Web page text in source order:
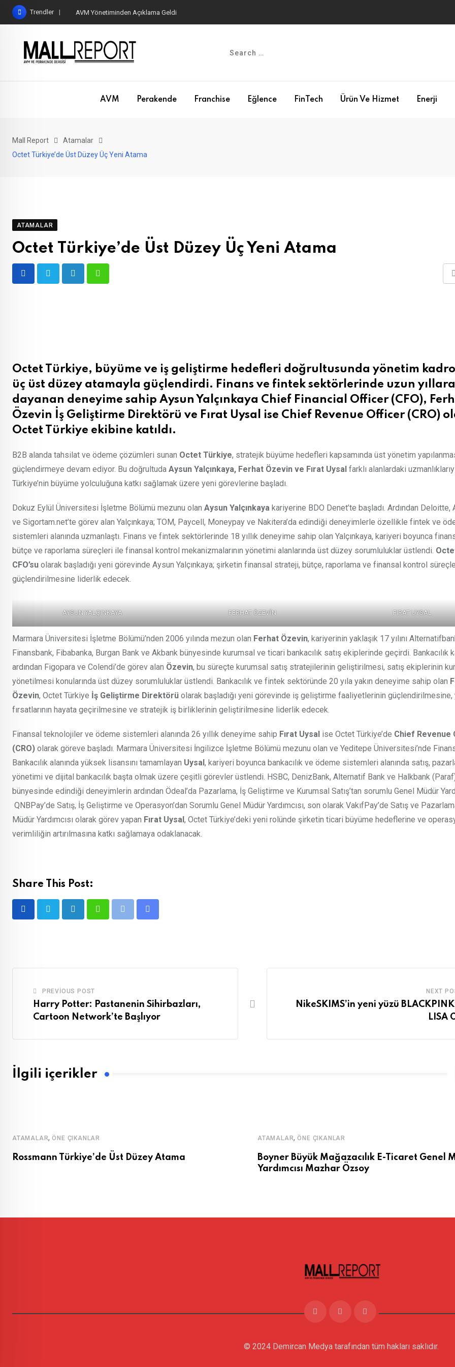
Skip
Trendler AVM Yönetiminden Açıklama Geldi
AVM Perakende Franchise Eğlence FinTech Ürün Ve Hizmet Enerji
Mall Report
Atamalar
Octet Türkiye’de Üst Düzey Üç Yeni Atama
ATAMALAR
Octet Türkiye’de Üst Düzey Üç Yeni Atama
Octet Türkiye, büyüme ve iş geliştirme hedefleri doğrultusunda yönetim
üç üst düzey atamayla güçlendirdi. Finans ve fintek sektörlerinde uzun yıllara
dayanan deneyime sahip Aysun Yalçınkaya Chief Financial Officer (CFO),
Özevin İş Geliştirme Direktörü ve Fırat Uysal ise Chief Revenue Officer (CRO)
Octet Türkiye ekibine katıldı.
B2B alanda tahsilat ve ödeme çözümleri sunan Octet Türkiye, stratejik büyüme hedefleri kapsamında üst yönetim
güçlendirmeye devam ediyor. Bu doğrultuda Aysun Yalçınkaya, Ferhat Özevin ve Fırat Uysal farklı alanlardaki
Türkiye’nin büyüme yolculuğuna katkı sağlamak üzere yeni görevlerine başladı.
Dokuz Eylül Üniversitesi İşletme Bölümü mezunu olan Aysun Yalçınkaya kariyerine BDO Denet’te başladı. Ardından Deloitte,
ve Sigortam.net’te görev alan Yalçınkaya; TOM, Paycell, Moneypay ve Nakitera’da edindiği deneyimlerle özellikle fintek ve
sistemleri alanında uzmanlaştı. Finans ve fintek sektörlerinde 18 yıllık deneyime sahip olan Yalçınkaya, kariyeri boyunca
bütçe ve raporlama süreçleri ile finansal kontrol mekanizmalarının yönetimi alanlarında üst düzey sorumluluklar üstlendi.
CFO’su olarak başladığı yeni görevinde Aysun Yalçınkaya; şirketin finansal strateji, bütçe, raporlama ve finansal kontrol
güçlendirilmesine liderlik edecek.
AYSUN YALÇINKAYA FERHAT ÖZEVİN FIRAT UYSAL
Marmara Üniversitesi İşletme Bölümü’nden 2006 yılında mezun olan Ferhat Özevin, kariyerinin yaklaşık 17 yılını
Finansbank, Fibabanka, Burgan Bank ve Akbank bünyesinde kurumsal ve ticari bankacılık satış ekiplerinde geçirdi. Bankacılık
ardından Figopara ve Colendi’de görev alan Özevin, bu süreçte kurumsal satış stratejilerinin geliştirilmesi, satış ekiplerinin
yönetilmesi konularında üst düzey sorumluluklar üstlendi. Bankacılık ve fintek sektöründe 20 yıla yakın deneyime sahip olan
Özevin, Octet Türkiye İş Geliştirme Direktörü olarak başladığı yeni görevinde iş geliştirme faaliyetlerinin güçlendirilmesine,
fırsatlarının hayata geçirilmesine ve stratejik iş birliklerinin geliştirilmesine liderlik edecek.
Finansal teknolojiler ve ödeme sistemleri alanında 26 yıllık deneyime sahip Fırat Uysal ise Octet Türkiye’de Chief Revenue
(CRO) olarak göreve başladı. Marmara Üniversitesi İngilizce İşletme Bölümü mezunu olan ve Yeditepe Üniversitesi’nde
Bankacılık alanında yüksek lisansını tamamlayan Uysal, kariyeri boyunca bankacılık ve ödeme sistemleri alanında satış,
yönetimi ve dijital bankacılık başta olmak üzere çeşitli görevler üstlendi. HSBC, DenizBank, Alternatif Bank ve Halkbank
bünyesinde edindiği deneyimlerin ardından Ödeal’da Pazarlama, İş Geliştirme ve Kurumsal Satış’tan sorumlu Genel Müdür
QNBPay’de Satış, İş Geliştirme ve Operasyon’dan Sorumlu Genel Müdür Yardımcısı, son olarak VakıfPay’de Satış ve
Müdür Yardımcısı olarak görev yapan Fırat Uysal, Octet Türkiye’deki yeni rolünde şirketin ticari büyüme hedeflerine ve
verimliliğin artırılmasına katkı sağlamaya odaklanacak.
Share This Post:
PREVIOUS POST
Harry Potter: Pastanenin Sihirbazları,
Cartoon Network’te Başlıyor
NEXT
NikeSKIMS’in yeni yüzü
LISA
İlgili içerikler
ATAMALAR,ÖNE ÇIKANLAR
Rossmann Türkiye’de Üst Düzey Atama
ATAMALAR,ÖNE ÇIKANLAR
Boyner Büyük Mağazacılık E-Ticaret Genel
Yardımcısı Mazhar Özsoy
© 2024 Demircan Medya tarafından tüm hakları saklıdır.